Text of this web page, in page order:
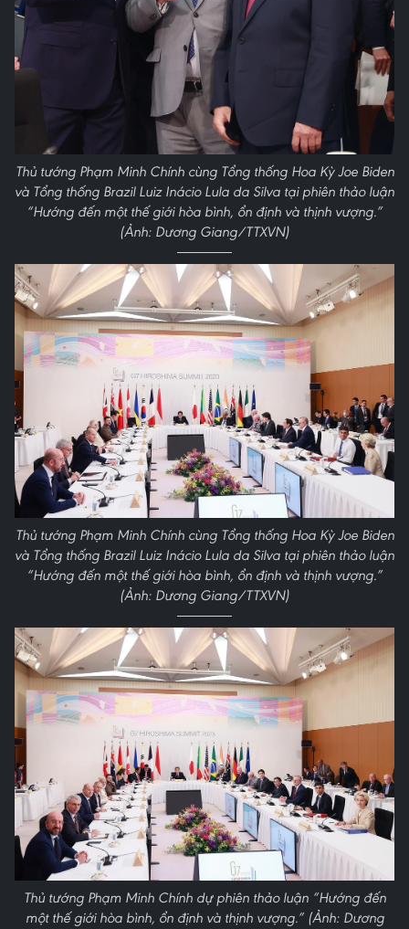
Thủ tướng Phạm Minh Chính cùng Tổng thống Hoa Kỳ Joe Biden
và Tổng thống Brazil Luiz Inácio Lula da Silva tại phiên thảo luận
“Hướng đến một thế giới hòa bình, ổn định và thịnh vượng.”
(Ảnh: Dương Giang/TTXVN)
Thủ tướng Phạm Minh Chính cùng Tổng thống Hoa Kỳ Joe Biden
và Tổng thống Brazil Luiz Inácio Lula da Silva tại phiên thảo luận
“Hướng đến một thế giới hòa bình, ổn định và thịnh vượng.”
(Ảnh: Dương Giang/TTXVN)
Thủ tướng Phạm Minh Chính dự phiên thảo luận “Hướng đến
một thế giới hòa bình, ổn định và thịnh vượng.” (Ảnh: Dương